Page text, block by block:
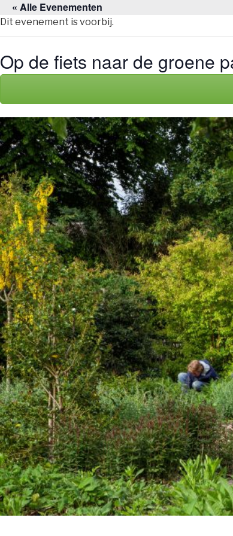
Naar
de
inhoud
« Alle Evenementen
Dit evenement is voorbij.
Op de fiets naar de groene